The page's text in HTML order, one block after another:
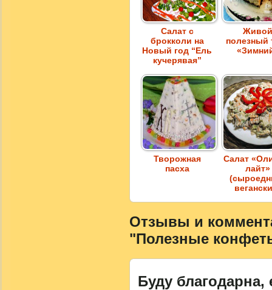
Салат с
брокколи на
Новый год “Ель
кучерявая”
полезный
Творожная
пасха
Салат
лайт»
Отзывы и
"Полезные
Буду благодарна,